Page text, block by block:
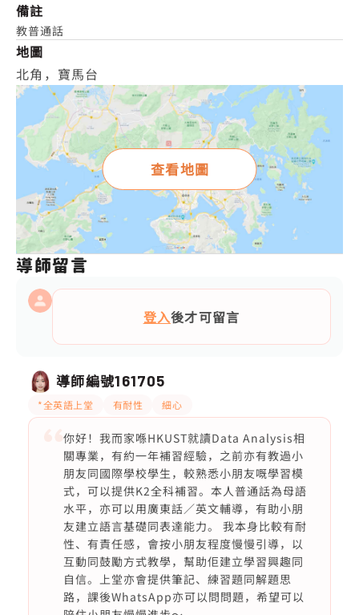
備註
教普通話
地圖
北角，寶馬台
查看地圖
導師留言
登入後才可留言
導師編號161705
*全英語上堂 有耐性 細心
你好！我而家喺HKUST就讀Data Analysis相
關專業，有約一年補習經驗，之前亦有教過小
朋友同國際學校學生，較熟悉小朋友嘅學習模
式，可以提供K2全科補習。本人普通話為母語
水平，亦可以用廣東話／英文輔導，有助小朋
友建立語言基礎同表達能力。 我本身比較有耐
性、有責任感，會按小朋友程度慢慢引導，以
互動同鼓勵方式教學，幫助佢建立學習興趣同
自信。上堂亦會提供筆記、練習題同解題思
路，課後WhatsApp亦可以問問題，希望可以